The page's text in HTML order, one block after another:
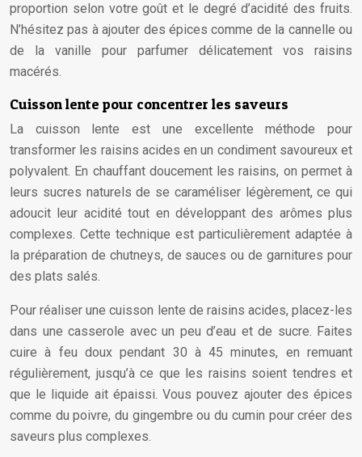
proportion selon votre goût et le degré d’acidité des fruits.
N’hésitez pas à ajouter des épices comme de la cannelle ou
de la vanille pour parfumer délicatement vos raisins
macérés.
Cuisson lente pour concentrer les saveurs
La cuisson lente est une excellente méthode pour
transformer les raisins acides en un condiment savoureux et
polyvalent. En chauffant doucement les raisins, on permet à
leurs sucres naturels de se caraméliser légèrement, ce qui
adoucit leur acidité tout en développant des arômes plus
complexes. Cette technique est particulièrement adaptée à
la préparation de chutneys, de sauces ou de garnitures pour
des plats salés.
Pour réaliser une cuisson lente de raisins acides, placez-les
dans une casserole avec un peu d’eau et de sucre. Faites
cuire à feu doux pendant 30 à 45 minutes, en remuant
régulièrement, jusqu’à ce que les raisins soient tendres et
que le liquide ait épaissi. Vous pouvez ajouter des épices
comme du poivre, du gingembre ou du cumin pour créer des
saveurs plus complexes.